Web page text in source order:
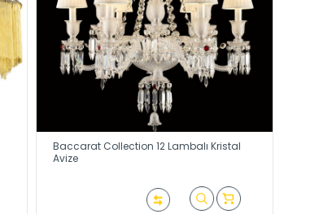
Baccarat Collection 12 Lambalı Kristal
Avize